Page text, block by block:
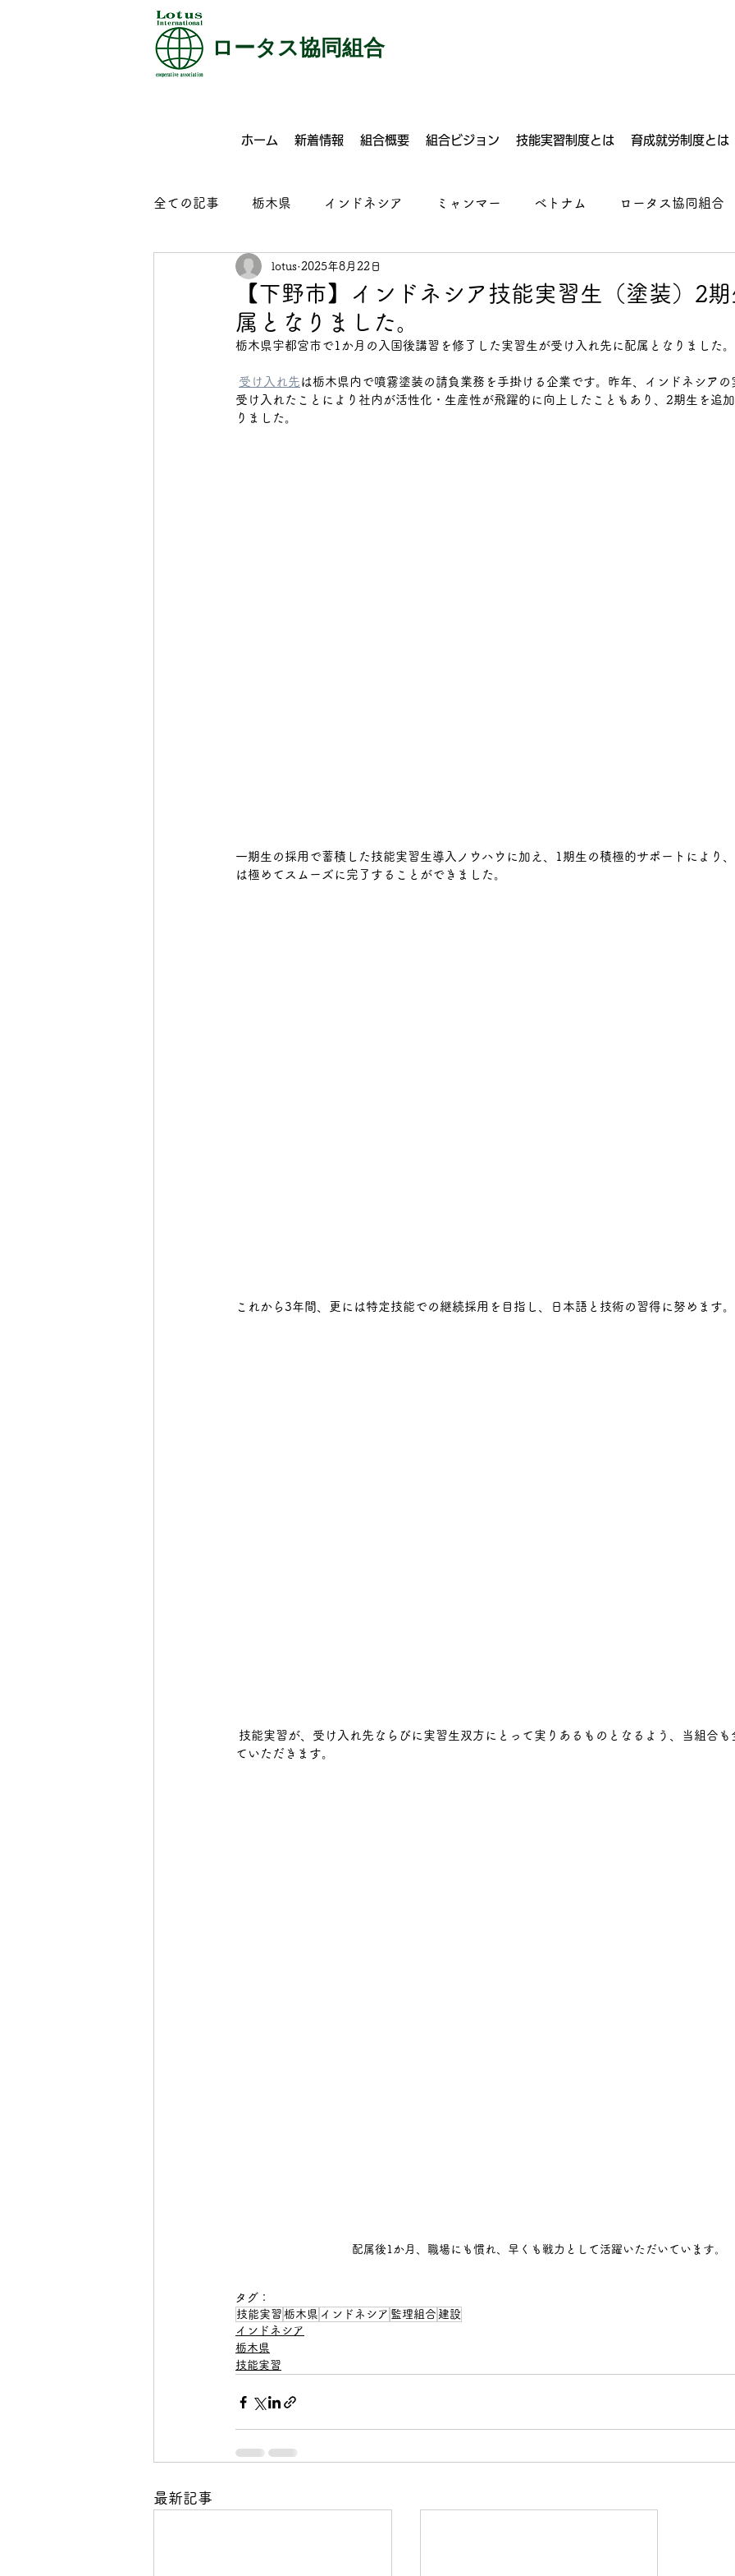
​ロータス協同組合
ホーム 新着情報 組合概要 組合ビジョン 技能実習制度とは 育成就労制度とは
全ての記事 栃木県 インドネシア ミャンマー ベトナム ロータス協同組合
特定技能 介護 外食
コンクリート製品製造 ビルクリーニング
真岡市 日光 上三川 宇都宮市 那須塩原市 木材加工
【下野市】インドネシア技能実習生（塗装）2
属となりました。
lotus 2025年8月22日
栃木県宇都宮市で1か月の入国後講習を修了した実習生が受け入れ先に配属となりました。
受け入れ先 は栃木県内で噴霧塗装の請負業務を手掛ける企業です。昨年、インドネシアの
受け入れたことにより社内が活性化・生産性が飛躍的に向上したこともあり、2期生を追
りました。
一期生の採用で蓄積した技能実習生導入ノウハウに加え、1期生の積極的サポートにより
は極めてスムーズに完了することができました。
これから3年間、更には特定技能での継続採用を目指し、日本語と技術の習得に努めます。
技能実習が、受け入れ先ならびに実習生双方にとって実りあるものとなるよう、当組合も
ていただきます。
配属後1か月、職場にも慣れ、早くも戦力として活躍いただいています。
タグ：
技能実習 栃木県 インドネシア 監理組合 建設
インドネシア
栃木県
技能実習
最新記事